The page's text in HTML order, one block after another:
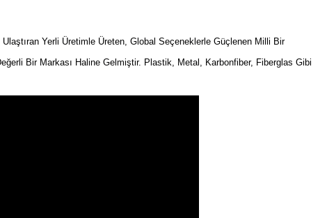
Yerli Üretimle Üreten, Global Seçeneklerle Güçlenen Milli Bir
Bir Markası Haline Gelmiştir. Plastik, Metal, Karbonfiber, Fiberglas Gibi